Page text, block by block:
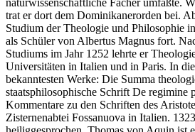
trat er dort dem Dominikanerorden bei.
Studium der Theologie und Philosophie
als Schüler von Albertus Magnus fort.
Studiums im Jahr 1252 lehrte er
Universitäten in Italien und in Paris. In
bekanntesten Werke: Die Summa
staatsphilosophische Schrift De regimine
Kommentare zu den Schriften des
Zisternenabtei Fossanuova in Italien.